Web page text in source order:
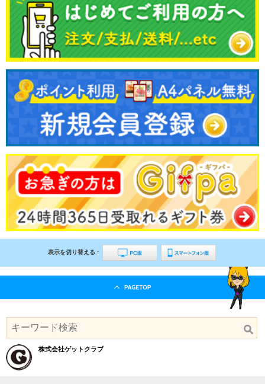
表示を切り替える :
株式会社ゲットクラブ